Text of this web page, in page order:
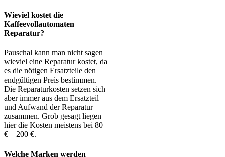
Wieviel kostet die
Kaffeevollautomaten
Reparatur?
Pauschal kann man nicht sagen
wieviel eine Reparatur kostet, da
es die nötigen Ersatzteile den
endgültigen Preis bestimmen.
Die Reparaturkosten setzen sich
aber immer aus dem Ersatzteil
und Aufwand der Reparatur
zusammen. Grob gesagt liegen
hier die Kosten meistens bei 80
€ – 200 €.
Welche Marken werden